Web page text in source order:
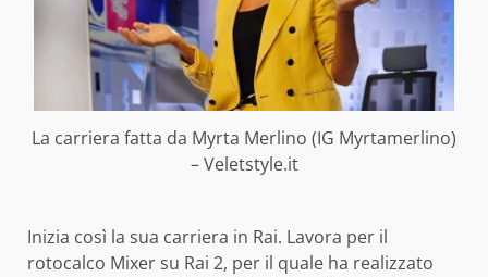
La carriera fatta da Myrta Merlino (IG Myrtamerlino)
– Veletstyle.it
Inizia così la sua carriera in Rai. Lavora per il
rotocalco Mixer su Rai 2, per il quale ha realizzato